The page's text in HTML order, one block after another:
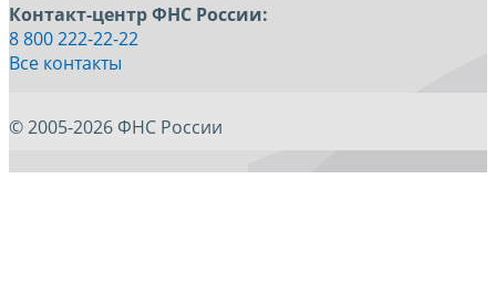
Контакт-центр ФНС России:
8 800 222-22-22
Все контакты
© 2005-2026 ФНС России